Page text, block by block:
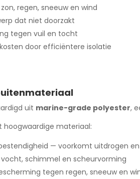
regen, sneeuw en wind
dat niet doorzakt
tegen vuil en tocht
door efficiëntere isolatie
uit marine-grade polyester,
hoogwaardige materiaal:
— voorkomt uitdrogen
schimmel en scheurvorming
tegen regen, sneeuw en